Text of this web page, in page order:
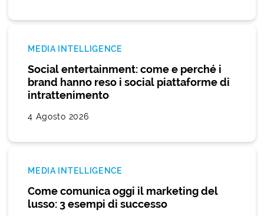
MEDIA INTELLIGENCE
Social entertainment: come e perché i
brand hanno reso i social piattaforme di
intrattenimento
4 Agosto 2026
MEDIA INTELLIGENCE
Come comunica oggi il marketing del
lusso: 3 esempi di successo